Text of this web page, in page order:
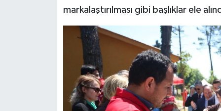
markalaştırılması gibi başlıklar ele